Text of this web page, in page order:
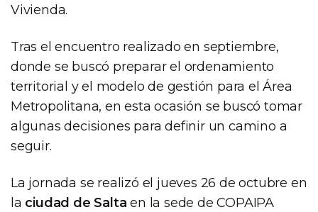
Vivienda.
Tras el encuentro realizado en septiembre,
donde se buscó preparar el ordenamiento
territorial y el modelo de gestión para el Área
Metropolitana, en esta ocasión se buscó tomar
algunas decisiones para definir un camino a
seguir.
La jornada se realizó el jueves 26 de octubre en
la ciudad de Salta en la sede de COPAIPA